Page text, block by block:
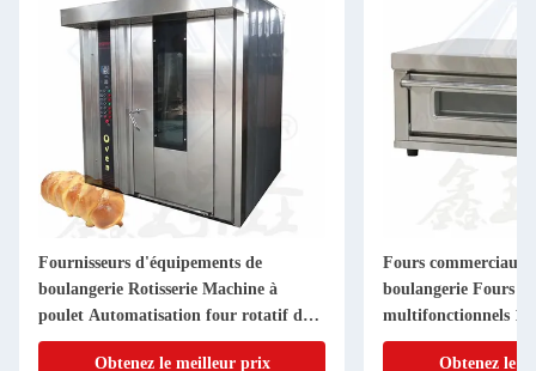
Fournisseurs d'équipements de
boulangerie Rotisserie Machine à
poulet Automatisation four rotatif de
boulangerie commerciale
Obtenez le meilleur prix
Fours commerciaux
boulangerie Fours
multifonctionnels 1
électriques
Obtenez le